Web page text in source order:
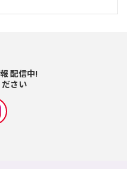
配信中!
さい